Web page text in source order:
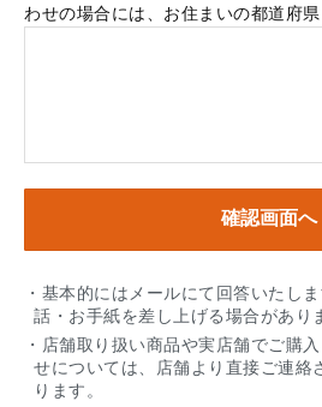
わせの場合には、お住まいの都道府
・基本的にはメールにて回答いたし
話・お手紙を差し上げる場合があり
・店舗取り扱い商品や実店舗でご購
せについては、店舗より直接ご連絡
ります。